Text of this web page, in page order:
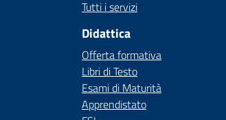
Tutti i servizi
Didattica
Offerta formativa
Libri di Testo
Esami di Maturità
Apprendistato